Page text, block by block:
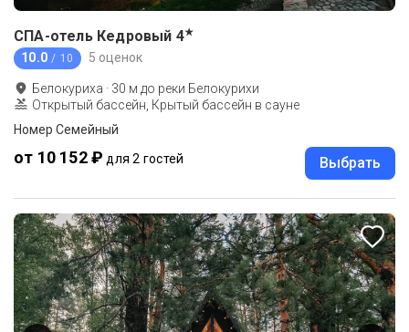
СПА-отель Кедровый 4★
10.0 / 10 5 оценок
Белокуриха · 30 м до реки Белокурихи
Открытый бассейн, Крытый бассейн в сауне
Номер Семейный
от 10 152 ₽ для 2 гостей Выбрать